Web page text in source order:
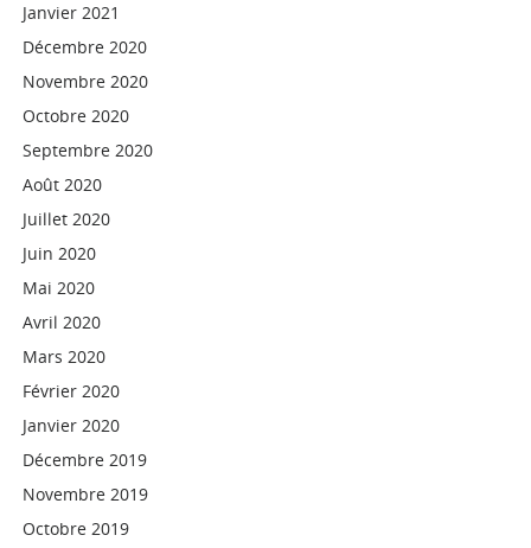
Janvier 2021
Décembre 2020
Novembre 2020
Octobre 2020
Septembre 2020
Août 2020
Juillet 2020
Juin 2020
Mai 2020
Avril 2020
Mars 2020
Février 2020
Janvier 2020
Décembre 2019
Novembre 2019
Octobre 2019